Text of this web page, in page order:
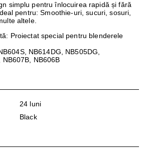
simplu pentru înlocuirea rapidă și fără
pentru: Smoothie-uri, sucuri, sosuri,
altele.
Proiectat special pentru blenderele
NB614DG, NB505DG,
NB607B, NB606B
24 luni
Black